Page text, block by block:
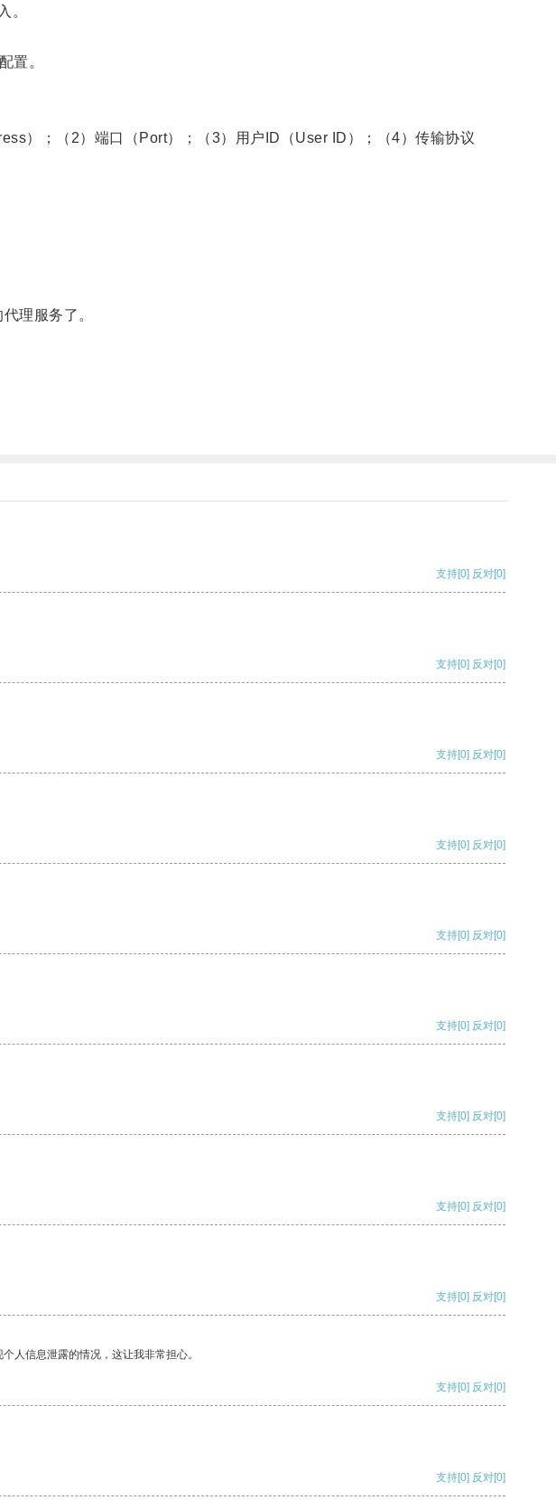
。
置。
）；（2）端口（Port）；（3）用户ID（User ID）；（4）传输协议
理服务了。
支持[0] 反对[0]
支持[0] 反对[0]
支持[0] 反对[0]
支持[0] 反对[0]
支持[0] 反对[0]
支持[0] 反对[0]
支持[0] 反对[0]
支持[0] 反对[0]
支持[0] 反对[0]
人信息泄露的情况，这让我非常担心。
支持[0] 反对[0]
支持[0] 反对[0]